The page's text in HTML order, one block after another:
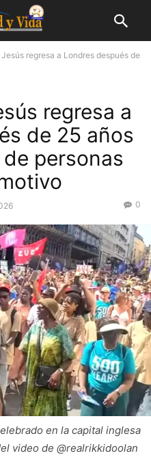
regresa a Londres después de
regresa a
de 25 años
personas
0
en la capital inglesa
video de @realrikkidoolan